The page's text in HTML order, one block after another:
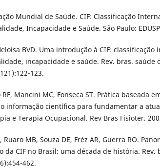
Mundial de Saúde. CIF: Classificação
Incapacidade e Saúde. São Paulo:
BVD. Uma introdução à CIF: classificação
incapacidade e saúde. Rev. bras. saúde
123.
RF, Mancini MC, Fonseca ST. Prática baseada
informação científica para fundamentar a
e Terapia Ocupacional. Rev Bras Fisioter.
Ruaro MB, Souza DE, Fréz AR, Guerra RO.
da CIF no Brasil: uma década de história. Rev.
462.